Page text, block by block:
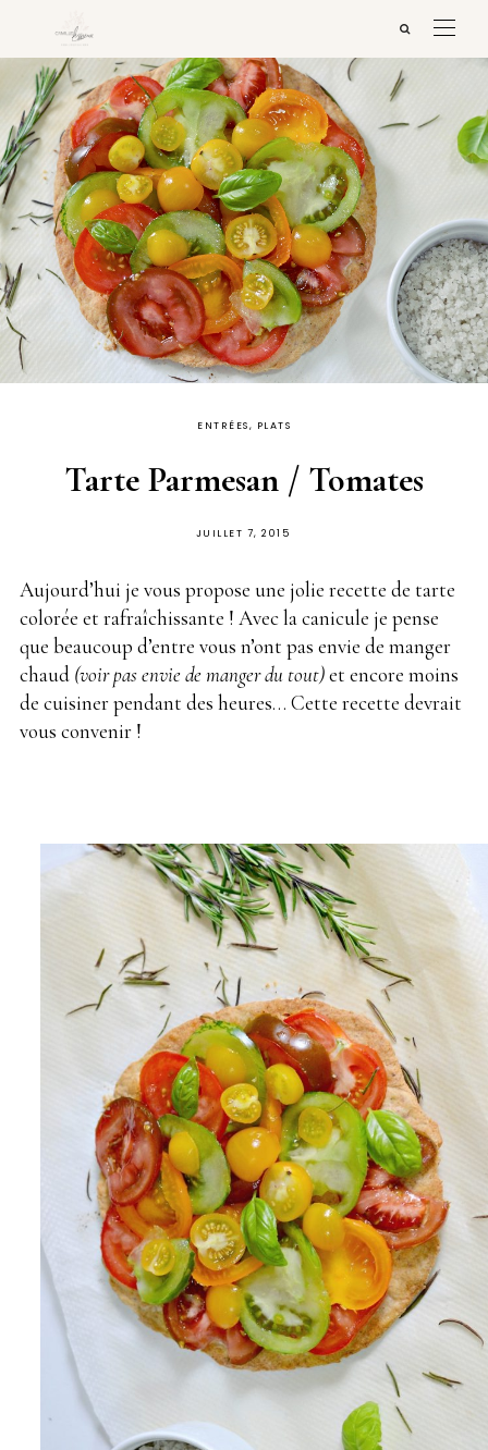
ENTRÉES, PLATS
Tarte Parmesan / Tomates
PUBLIÉ
JUILLET 7, 2015
Aujourd’hui je vous propose une jolie recette de tarte
colorée et rafraîchissante ! Avec la canicule je pense
que beaucoup d’entre vous n’ont pas envie de manger
chaud (voir pas envie de manger du tout)et encore moins
de cuisiner pendant des heures… Cette recette devrait
vous convenir !